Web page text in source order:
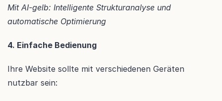
Mit AI-gelb: Intelligente Strukturanalyse und
automatische Optimierung
4. Einfache Bedienung
Ihre Website sollte mit verschiedenen Geräten
nutzbar sein: